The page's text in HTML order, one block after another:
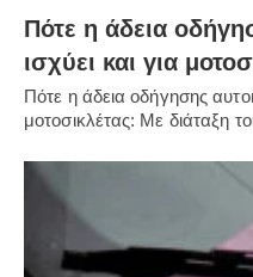
Πότε η άδεια
ισχύει και για
Πότε η άδεια οδήγησης
μοτοσικλέτας: Με διάταξη